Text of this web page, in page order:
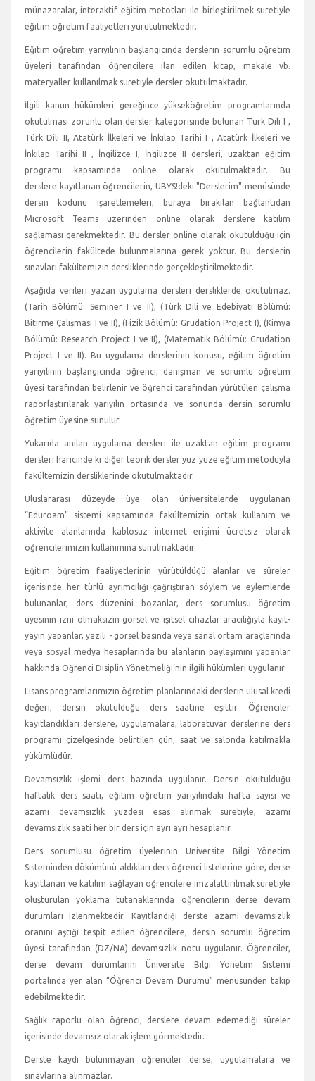
münazaralar, interaktif eğitim metotları ile birleştirilmek suretiyle
eğitim öğretim faaliyetleri yürütülmektedir.
Eğitim öğretim yarıyılının başlangıcında derslerin sorumlu öğretim
üyeleri tarafından öğrencilere ilan edilen kitap, makale vb.
materyaller kullanılmak suretiyle dersler okutulmaktadır.
İlgili kanun hükümleri gereğince yükseköğretim programlarında
okutulması zorunlu olan dersler kategorisinde bulunan Türk Dili I ,
Türk Dili II, Atatürk İlkeleri ve İnkılap Tarihi I , Atatürk İlkeleri ve
İnkılap Tarihi II , İngilizce I, İngilizce II dersleri, uzaktan eğitim
programı kapsamında online olarak okutulmaktadır. Bu
derslere kayıtlanan öğrencilerin, UBYS!deki "Derslerim" menüsünde
dersin kodunu işaretlemeleri, buraya bırakılan bağlantıdan
Microsoft Teams üzerinden online olarak derslere katılım
sağlaması gerekmektedir. Bu dersler online olarak okutulduğu için
öğrencilerin fakültede bulunmalarına gerek yoktur. Bu derslerin
sınavları fakültemizin dersliklerinde gerçekleştirilmektedir.
Aşağıda verileri yazan uygulama dersleri dersliklerde okutulmaz.
(Tarih Bölümü: Seminer I ve II), (Türk Dili ve Edebiyatı Bölümü:
Bitirme Çalışması I ve II), (Fizik Bölümü: Grudation Project I), (Kimya
Bölümü: Research Project I ve II), (Matematik Bölümü: Grudation
Project I ve II). Bu uygulama derslerinin konusu, eğitim öğretim
yarıyılının başlangıcında öğrenci, danışman ve sorumlu öğretim
üyesi tarafından belirlenir ve öğrenci tarafından yürütülen çalışma
raporlaştırılarak yarıyılın ortasında ve sonunda dersin sorumlu
öğretim üyesine sunulur.
Yukarıda anılan uygulama dersleri ile uzaktan eğitim programı
dersleri haricinde ki diğer teorik dersler yüz yüze eğitim metoduyla
fakültemizin dersliklerinde okutulmaktadır.
Uluslararası düzeyde üye olan üniversitelerde uygulanan
“Eduroam” sistemi kapsamında fakültemizin ortak kullanım ve
aktivite alanlarında kablosuz internet erişimi ücretsiz olarak
öğrencilerimizin kullanımına sunulmaktadır.
Eğitim öğretim faaliyetlerinin yürütüldüğü alanlar ve süreler
içerisinde her türlü ayrımcılığı çağrıştıran söylem ve eylemlerde
bulunanlar, ders düzenini bozanlar, ders sorumlusu öğretim
üyesinin izni olmaksızın görsel ve işitsel cihazlar aracılığıyla kayıt-
yayın yapanlar, yazılı - görsel basında veya sanal ortam araçlarında
veya sosyal medya hesaplarında bu alanların paylaşımını yapanlar
hakkında Öğrenci Disiplin Yönetmeliği’nin ilgili hükümleri uygulanır.
Lisans programlarımızın öğretim planlarındaki derslerin ulusal kredi
değeri, dersin okutulduğu ders saatine eşittir. Öğrenciler
kayıtlandıkları derslere, uygulamalara, laboratuvar derslerine ders
programı çizelgesinde belirtilen gün, saat ve salonda katılmakla
yükümlüdür.
Devamsızlık işlemi ders bazında uygulanır. Dersin okutulduğu
haftalık ders saati, eğitim öğretim yarıyılındaki hafta sayısı ve
azami devamsızlık yüzdesi esas alınmak suretiyle, azami
devamsızlık saati her bir ders için ayrı ayrı hesaplanır.
Ders sorumlusu öğretim üyelerinin Üniversite Bilgi Yönetim
Sisteminden dökümünü aldıkları ders öğrenci listelerine göre, derse
kayıtlanan ve katılım sağlayan öğrencilere imzalattırılmak suretiyle
oluşturulan yoklama tutanaklarında öğrencilerin derse devam
durumları izlenmektedir. Kayıtlandığı derste azami devamsızlık
oranını aştığı tespit edilen öğrencilere, dersin sorumlu öğretim
üyesi tarafından (DZ/NA) devamsızlık notu uygulanır. Öğrenciler,
derse devam durumlarını Üniversite Bilgi Yönetim Sistemi
portalında yer alan “Öğrenci Devam Durumu” menüsünden takip
edebilmektedir.
Sağlık raporlu olan öğrenci, derslere devam edemediği süreler
içerisinde devamsız olarak işlem görmektedir.
Derste kaydı bulunmayan öğrenciler derse, uygulamalara ve
sınavlarına alınmazlar.